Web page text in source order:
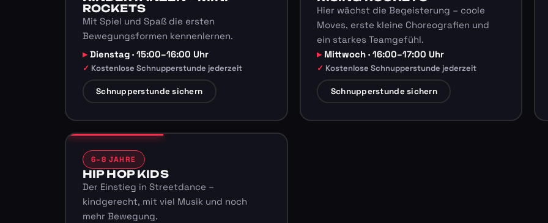
ROCKETS
Mit Spiel und Spaß die ersten
Bewegungsformen kennenlernen.
Dienstag · 15:00–16:00 Uhr
Kostenlose Schnupperstunde jederzeit
Schnupperstunde sichern
Hier wächst die Begeisterung – coole
Moves, erste kleine Choreografien und
ein starkes Teamgefühl.
Mittwoch · 16:00–17:00 Uhr
Kostenlose Schnupperstunde jederzeit
Schnupperstunde sichern
6–8 JAHRE
HIP HOP KIDS
Der Einstieg in Streetdance –
kindgerecht, mit viel Musik und noch
mehr Bewegung.